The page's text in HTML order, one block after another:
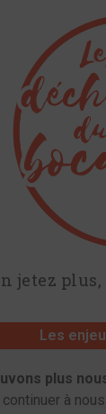
jetez
Les
plus
à